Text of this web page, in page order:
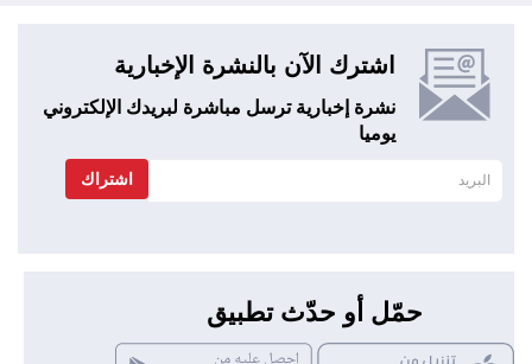
اشترك الآن بالنشرة الإخبارية
نشرة إخبارية ترسل مباشرة لبريدك الإلكتروني
يوميا
اشتراك
حمّل أو حدّث تطبيق